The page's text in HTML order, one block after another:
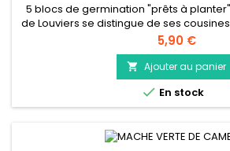
5 blocs de germination "prêts à
de Louviers se distingue de ses
légèrement recourbées en forme de
aussi bien dans vos salades qu’en
pourrez aussi la consommer cuite
dans vos potages. Lors de vos
arracher les...
Prix
5,90 €
 Ajouter au panier
 En stock